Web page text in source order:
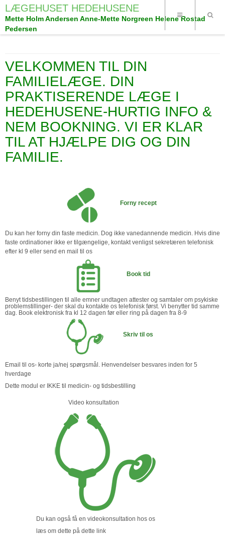
LÆGEHUSET HEDEHUSENE
Mette Holm Andersen Anne-Mette Norgreen Helene Rostad
Pedersen
VELKOMMEN TIL DIN
FAMILIELÆGE. DIN
PRAKTISERENDE LÆGE I
HEDEHUSENE-HURTIG INFO &
NEM BOOKNING. VI ER KLAR
TIL AT HJÆLPE DIG OG DIN
FAMILIE.
Forny recept
Du kan her forny din faste medicin. Dog ikke vanedannende medicin. Hvis dine
faste ordinationer ikke er tilgængelige, kontakt venligst sekretæren telefonisk
efter kl 9 eller send en mail til os
Book tid
Benyt tidsbestillingen til alle emner undtagen attester og samtaler om psykiske
problemstillinger- der skal du kontakte os telefonisk først. Vi benytter tid samme
dag. Book elektronisk fra kl 12 dagen før eller ring på dagen fra 8-9
Skriv til os
Email til os- korte ja/nej spørgsmål. Henvendelser besvares inden for 5
hverdage
Dette modul er IKKE til medicin- og tidsbestilling
Video konsultation
Du kan også få en videokonsultation hos os
læs om dette på dette link